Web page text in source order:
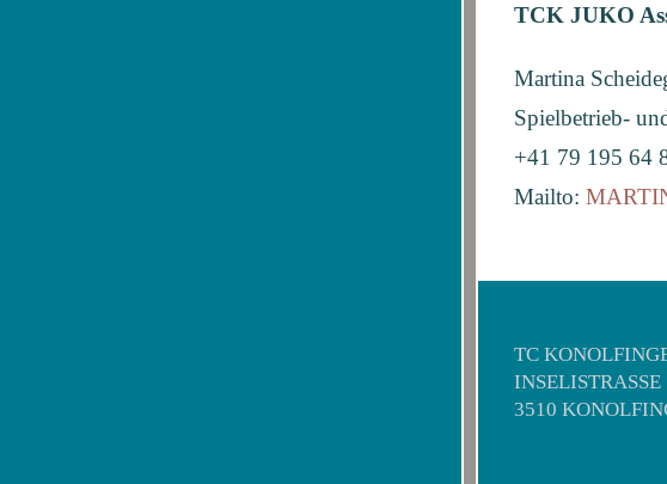
TCK JUKO
Martina
Spielbetrieb-
+41 79 195 64
Mailto:
TC
INSELISTRASSE
3510